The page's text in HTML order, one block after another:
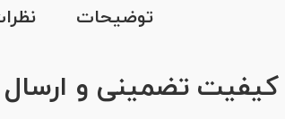
توضیحات
کیفیت تضمینی و